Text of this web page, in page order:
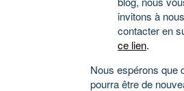
invitons à nous
contacter en
ce lien.
Nous espérons que
pourra être de